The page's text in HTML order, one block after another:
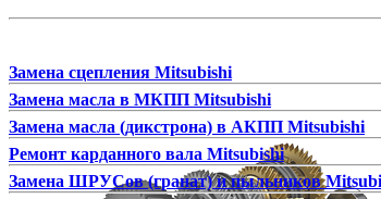
Замена сцепления Mitsubishi
Замена масла в МКПП Mitsubishi
Замена масла (дикстрона) в АКПП Mitsubishi
Ремонт карданного вала Mitsubishi
Замена ШРУСов (гранат) и пыльников